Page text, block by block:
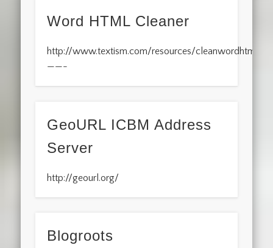
Word HTML Cleaner
http://www.textism.com/resources/cleanwordhtml/
——-
GeoURL ICBM Address
Server
http://geourl.org/
Blogroots